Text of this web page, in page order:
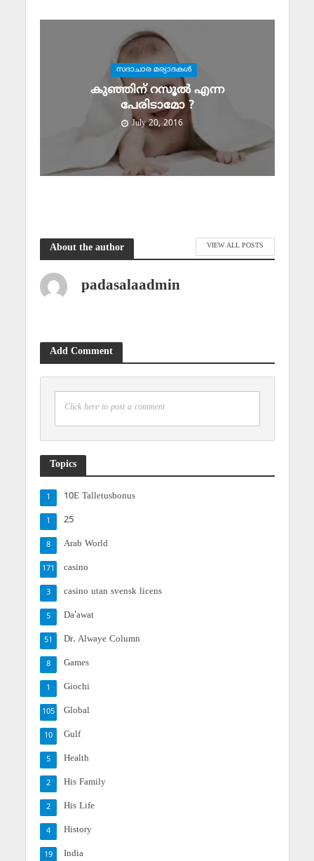
സദാചാര മര്യാദകള്‍
കുഞ്ഞിന് റസൂല്‍ എന്ന
പേരിടാമോ ?
July 20, 2016
About the author VIEW ALL POSTS
padasalaadmin
Add Comment
Click here to post a comment
Topics
10E Talletusbonus
1
25
1
Arab World
8
casino
171
casino utan svensk licens
3
Da'awat
5
Dr. Alwaye Column
51
Games
8
Giochi
1
Global
105
Gulf
10
Health
5
His Family
2
His Life
2
History
4
India
19